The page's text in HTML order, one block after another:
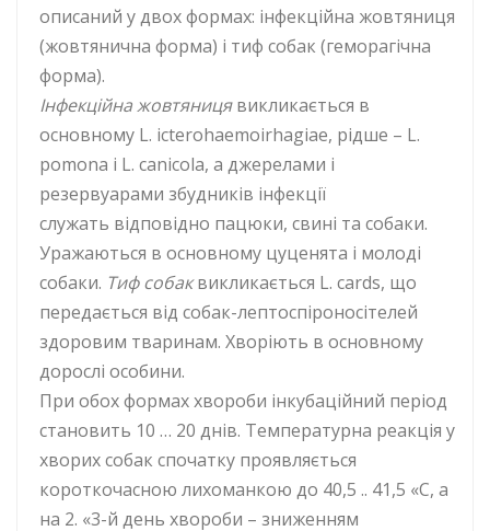
описаний у двох формах: інфекційна жовтяниця
(жовтянична форма) і тиф собак (геморагічна
форма).
Інфекційна жовтяницявикликається в
основному L. icterohaemoirhagiae, рідше – L.
pomona і L. canicola, а джерелами і
резервуарами збудників інфекції
служать відповідно пацюки, свині та собаки.
Уражаються в основному цуценята і молоді
собаки. Тиф собаквикликається L. cards, що
передається від собак-лептоспіроносітелей
здоровим тваринам. Хворіють в основному
дорослі особини.
При обох формах хвороби інкубаційний період
становить 10 … 20 днів. Температурна реакція у
хворих собак спочатку проявляється
короткочасною лихоманкою до 40,5 .. 41,5 «С, а
на 2. «3-й день хвороби – зниженням